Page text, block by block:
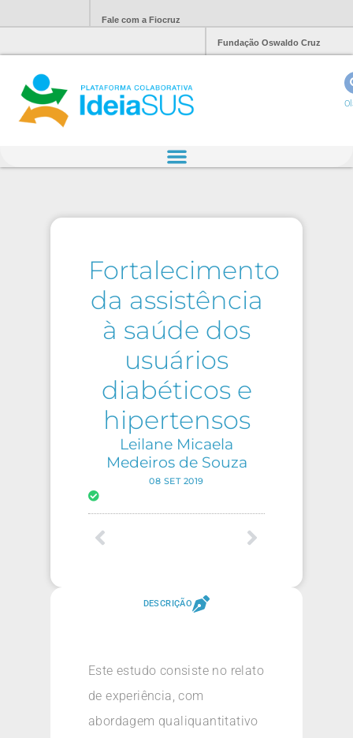
Fale com a Fiocruz
Fundação Oswaldo Cruz
Fortalecimento
da assistência
à saúde dos
usuários
diabéticos e
hipertensos
Leilane Micaela
Medeiros de Souza
08 SET 2019
DESCRIÇÃO
Este estudo consiste no relato
de experiência, com
abordagem qualiquantitativo